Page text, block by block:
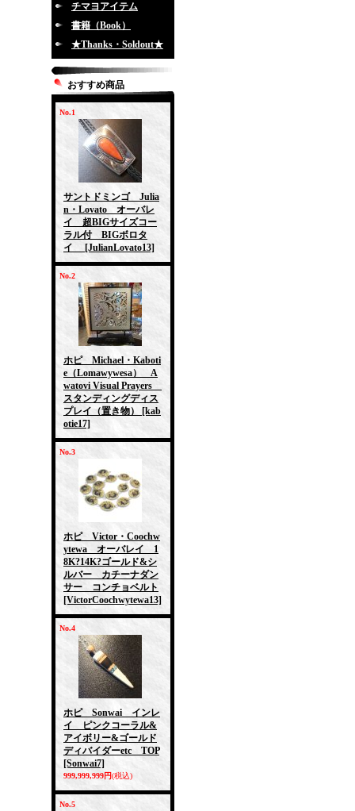
チマヨアイテム
書籍（Book）
★Thanks・Soldout★
おすすめ商品
No.1
サントドミンゴ Julia
n・Lovato オーバレ
イ 超BIGサイズコー
ラル付 BIGボロタ
イ
[JulianLovato13]
No.2
ホピ Michael・Kaboti
e（Lomawywesa） A
watovi Visual Prayers
スタンディングディス
プレイ（置き物）
[kab
otie17]
No.3
ホピ Victor・Coochw
ytewa オーバレイ 1
8K?14K?ゴールド&シ
ルバー カチーナダン
サー コンチョベルト
[VictorCoochwytewa13]
No.4
ホピ Sonwai インレ
イ ピンクコーラル&
アイボリー&ゴールド
ディバイダーetc TOP
[Sonwai7]
999,999,999円(税込)
No.5